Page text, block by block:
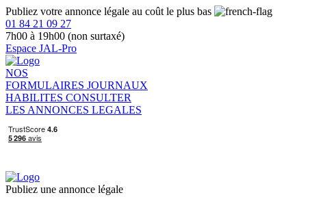
Publiez votre annonce légale au coût le plus bas
01 84 21 09 27
7h00 à 19h00 (non surtaxé)
Espace JAL-Pro
NOS
FORMULAIRES JOURNAUX
HABILITES CONSULTER
LES ANNONCES LEGALES
Publiez une annonce légale